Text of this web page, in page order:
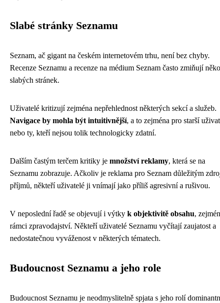
Slabé stránky Seznamu
Seznam, ač gigant na českém internetovém trhu, není bez chyby.
Recenze Seznamu a recenze na médium Seznam často zmiňují
slabých stránek.
Uživatelé kritizují zejména nepřehlednost některých sekcí a služeb.
Navigace by mohla být intuitivnější, a to zejména pro starší
nebo ty, kteří nejsou tolik technologicky zdatní.
Dalším častým terčem kritiky je množství reklamy, která se na
Seznamu zobrazuje. Ačkoliv je reklama pro Seznam důležitým
příjmů, někteří uživatelé ji vnímají jako příliš agresivní a rušivou.
V neposlední řadě se objevují i výtky k objektivitě obsahu,
rámci zpravodajství. Někteří uživatelé Seznamu vyčítají zaujatost a
nedostatečnou vyváženost v některých tématech.
Budoucnost Seznamu a jeho role
Budoucnost Seznamu je neodmyslitelně spjata s jeho rolí